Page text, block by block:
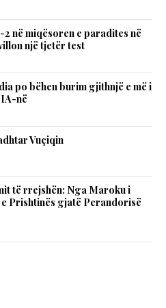
në miqësoren e paradites në
një tjetër test
po bëhen burim gjithnjë e më i
në
Vuçiqin
të rrejshën: Nga Maroku i
Prishtinës gjatë Perandorisë